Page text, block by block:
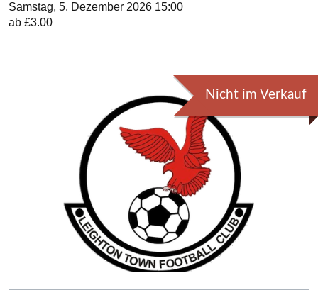
Samstag, 5. Dezember 2026 15:00
ab £3.00
Nicht im Verkauf